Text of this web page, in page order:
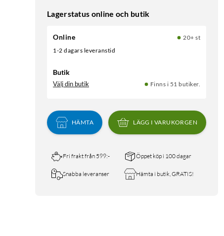
Lagerstatus online och butik
Online
20+ st
1-2 dagars leveranstid
Butik
Välj din butik Finns i 51 butiker.
HÄMTA LÄGG I VARUKORGEN
Fri frakt från 599:- Öppet köp i 100 dagar
Snabba leveranser Hämta i butik, GRATIS!